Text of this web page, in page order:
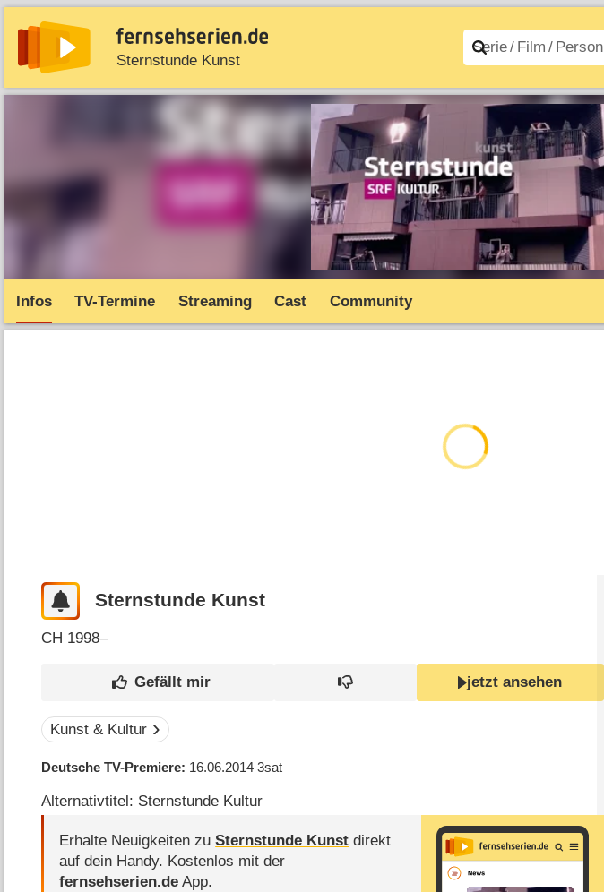
Sternstunde Kunst
News Entdecken Streaming Filme A–Z
Infos TV-Termine Streaming Cast Community
Sternstunde Kunst
CH 1998–
jetzt ansehen
Kunst & Kultur
Deutsche TV-Premiere 16.06.20143sat
Alternativtitel: Sternstunde Kultur
Erhalte Neuigkeiten zuSternstunde Kunst direkt
auf dein Handy. Kostenlos mit der
fernsehserien.de App.